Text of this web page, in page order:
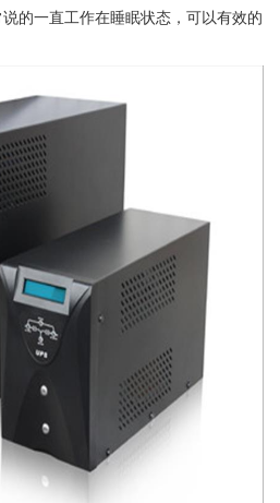
的一直工作在睡眠状态，可以有效的